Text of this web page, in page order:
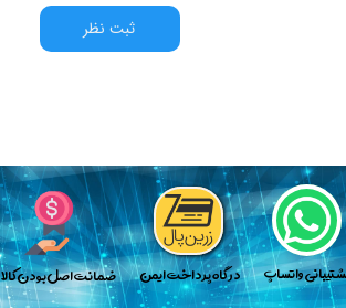
ثبت نظر
​​​ضمانت اصل بودن کالا ​در گاه پرداخت ایمن واتساپ